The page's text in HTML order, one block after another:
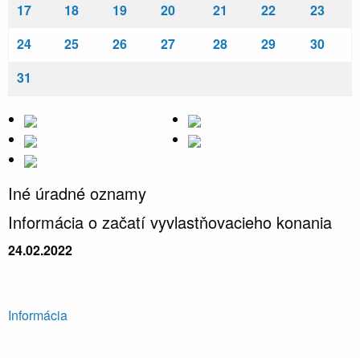
17
18 19 20 21 22
23
24
25 26 27 28 29
30
31
Iné úradné oznamy
Informácia o začatí vyvlastňovacieho konania
24.02.2022
Informácia